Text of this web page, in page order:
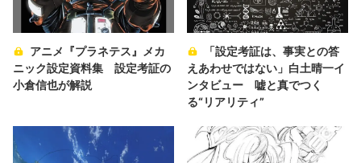
アニメ『プラネテス』メカ
ニック設定資料集 設定考証の
小倉信也が解説
「設定考証は、事実との答
えあわせではない」白土晴一イ
ンタビュー 嘘と真でつく
る“リアリティ”